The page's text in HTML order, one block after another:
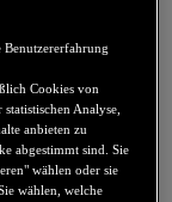
Cookies von
Analyse,
anbieten zu
abgestimmt sind. Sie
wählen oder sie
wählen, welche